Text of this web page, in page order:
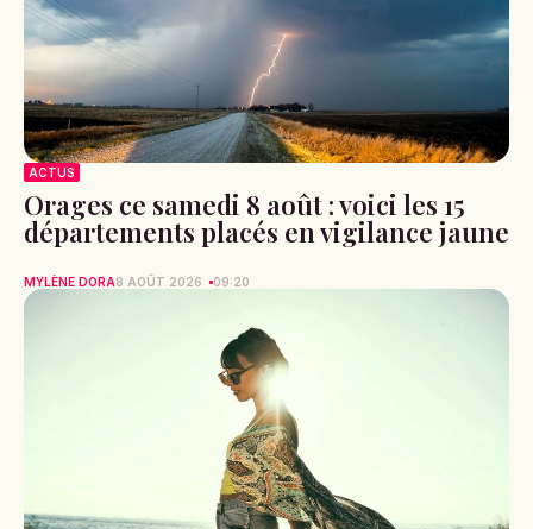
ACTUS
Orages ce samedi 8 août : voici les 15
départements placés en vigilance jaune
MYLÈNE DORA8 AOÛT 2026 09:20